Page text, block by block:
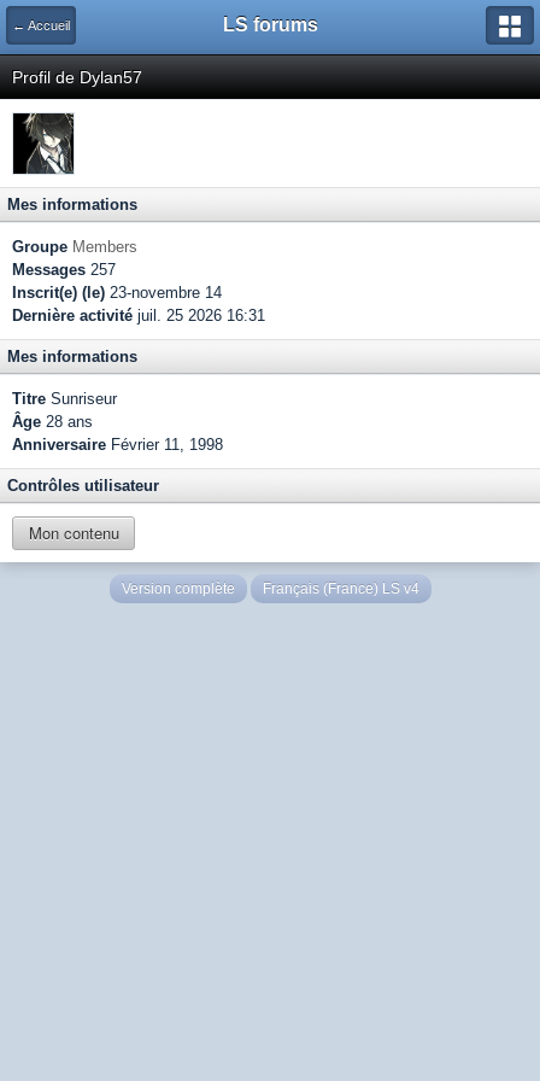
← Accueil LS forums
Profil de Dylan57
Mes informations
Groupe Members
Messages 257
Inscrit(e) (le) 23-novembre 14
Dernière activité juil. 25 2026 16:31
Mes informations
Titre Sunriseur
Âge 28 ans
Anniversaire Février 11, 1998
Contrôles utilisateur
Mon contenu
Version complète Français (France) LS v4